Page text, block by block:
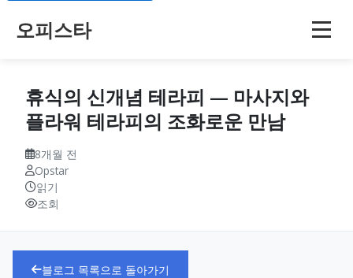
오피스타
휴식의 신개념 테라피 — 마사지와
플라워 테라피의 조화로운 만남
8개월 전
Opstar
읽기
조회
블로그 목록으로 돌아가기